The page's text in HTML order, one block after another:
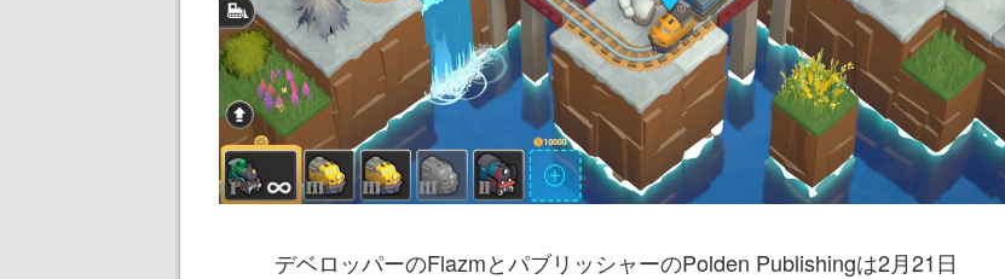
デベロッパーのFlazmとパブリッシャーのPolden Publishingは2月21日